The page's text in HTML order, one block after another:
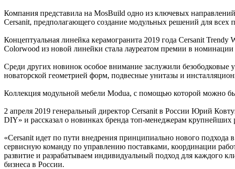
Компания представила на MosBuild одно из ключевых
Cersanit, предполагающего создание модульных решений для всех
Концептуальная линейка керамогранита 2019 года Cersanit
Colorwood из новой линейки стала лауреатом премии в
Среди других новинок особое внимание заслужили
новаторской геометрией форм, подвесные унитазы и
Коллекция модульной мебели Modua, с помощью которой можно
2 апреля 2019 генеральный директор Cersanit в России Юрий
DIY» и рассказал о новинках бренда топ-менеджерам
«Cersanit идет по пути внедрения принципиально нового подхода
сервисную команду по управлению поставками, координации
развитие и разрабатываем индивидуальный подход для каждого
бизнеса в России.